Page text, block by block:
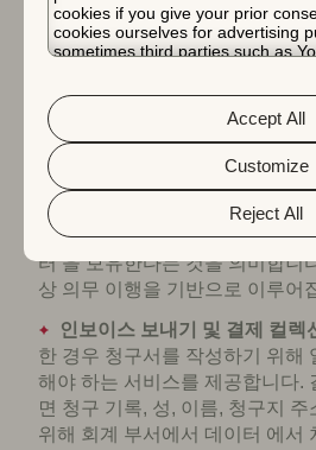
cookies if you give your prior
cookies ourselves for advertising
sometimes third parties such as
about the protection of your
different cookies we use, please
&Privacy Policy. You can
and preferences by clicking the
Reject All
Customize
Accept All
귀하의 계정 을 귀하의 개인과 연
다. 그러나 당사는 귀하의 은행
전) 계약 정보를 제공해야 하는
거합니다.
서비스 수행, 거래 처리 및 지시
AppTweak 는 귀하가 요청한 서
데이터 을 처리합니다. 이는 가
데 필요한 기간 동안 AppTweak
터 을 보유한다는 것을 의미합니
상 의무 이행을 기반으로 이루어
인보이스 보내기 및 결제 컬렉
한 경우 청구서를 작성하기 위해
해야 하는 서비스를 제공합니다.
면 청구 기록, 성, 이름, 청구지
위해 회계 부서에서 데이터 에서